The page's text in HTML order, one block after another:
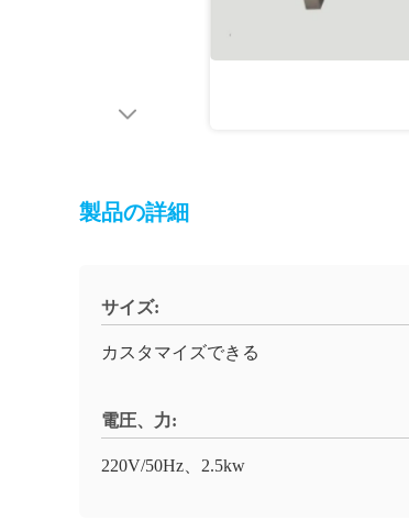
製品の詳細
サイズ:
カスタマイズできる
電圧、力:
220V/50Hz、2.5kw